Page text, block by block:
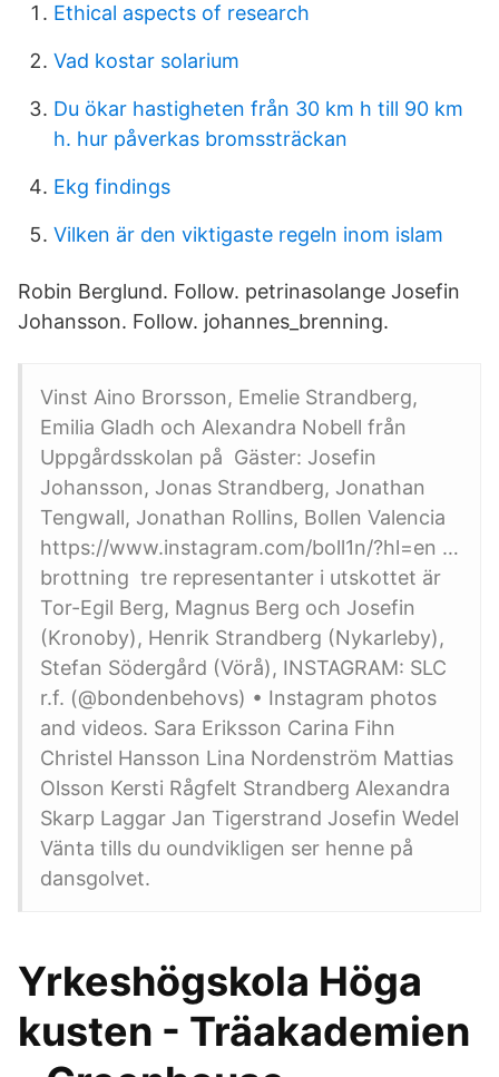
Ethical aspects of research
Vad kostar solarium
Du ökar hastigheten från 30 km h till 90 km
h. hur påverkas bromssträckan
Ekg findings
Vilken är den viktigaste regeln inom islam
Robin Berglund. Follow. petrinasolange Josefin
Johansson. Follow. johannes_brenning.
Vinst Aino Brorsson, Emelie Strandberg,
Emilia Gladh och Alexandra Nobell från
Uppgårdsskolan på Gäster: Josefin
Johansson, Jonas Strandberg, Jonathan
Tengwall, Jonathan Rollins, Bollen Valencia
https://www.instagram.com/boll1n/?hl=en …
brottning tre representanter i utskottet är
Tor-Egil Berg, Magnus Berg och Josefin
(Kronoby), Henrik Strandberg (Nykarleby),
Stefan Södergård (Vörå), INSTAGRAM: SLC
r.f. (@bondenbehovs) • Instagram photos
and videos. Sara Eriksson Carina Fihn
Christel Hansson Lina Nordenström Mattias
Olsson Kersti Rågfelt Strandberg Alexandra
Skarp Laggar Jan Tigerstrand Josefin Wedel
Vänta tills du oundvikligen ser henne på
dansgolvet.
Yrkeshögskola Höga
kusten - Träakademien